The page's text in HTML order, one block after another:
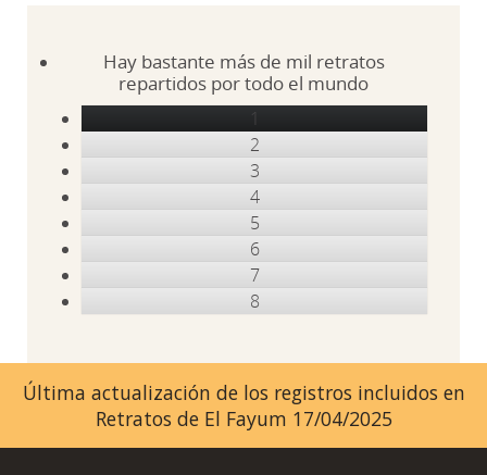
Hay bastante más de mil retratos
repartidos por todo el mundo
1
2
3
4
5
6
7
8
Última actualización de los registros incluidos en
Retratos de El Fayum 17/04/2025